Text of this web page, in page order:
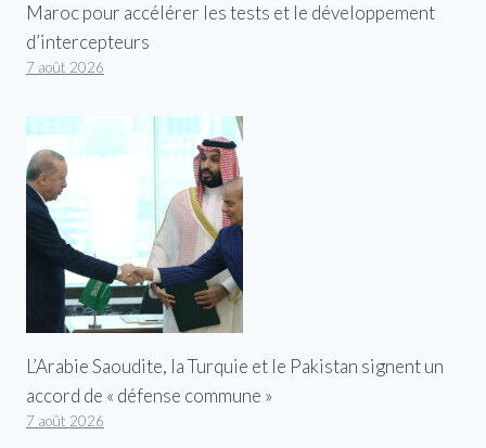
Maroc pour accélérer les tests et le développement
d’intercepteurs
7 août 2026
L’Arabie Saoudite, la Turquie et le Pakistan signent un
accord de « défense commune »
7 août 2026